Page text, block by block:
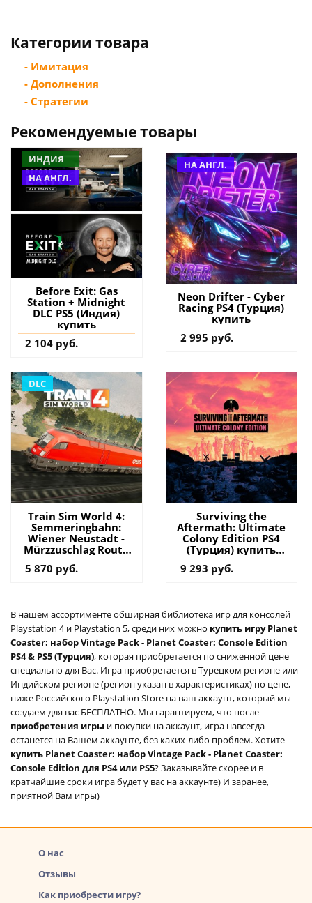
Категории товара
- Имитация
- Дополнения
- Стратегии
Рекомендуемые товары
ИНДИЯ
НА АНГЛ.
Before Exit: Gas
Station + Midnight
DLC PS5 (Индия)
купить
2 104 руб.
НА АНГЛ.
​​Neon Drifter - Cyber
Racing PS4 (Турция)
купить
2 995 руб.
DLC
Train Sim World 4:
Semmeringbahn:
Wiener Neustadt -
Mürzzuschlag Route
Add-On PS4 & PS5
(Турция) купить
5 870 руб.
Surviving the
Aftermath: Ultimate
Colony Edition PS4
(Турция) купить
игру на аккаунт
9 293 руб.
В нашем ассортименте обширная библиотека игр для консолей
Playstation 4 и Playstation 5, среди них можно купить игру Planet
Coaster: набор Vintage Pack - Planet Coaster: Console Edition
PS4 & PS5 (Турция), которая приобретается по сниженной цене
специально для Вас. Игра приобретается в Турецком регионе или
Индийском регионе (регион указан в характеристиках) по цене,
ниже Российского Playstation Store на ваш аккаунт, который мы
создаем для вас БЕСПЛАТНО. Мы гарантируем, что после
приобретения игры и покупки на аккаунт, игра навсегда
останется на Вашем аккаунте, без каких-либо проблем. Хотите
купить Planet Coaster: набор Vintage Pack - Planet Coaster:
Console Edition для PS4 или PS5? Заказывайте скорее и в
кратчайшие сроки игра будет у вас на аккаунте) И заранее,
приятной Вам игры)
О нас
Отзывы
Как приобрести игру?